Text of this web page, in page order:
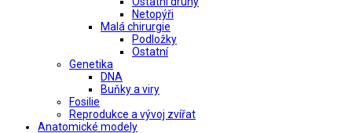
Netopýři
Malá chirurgie
Podložky
Ostatní
Genetika
DNA
Buňky a viry
Fosilie
Reprodukce a vývoj zvířat
Anatomické modely